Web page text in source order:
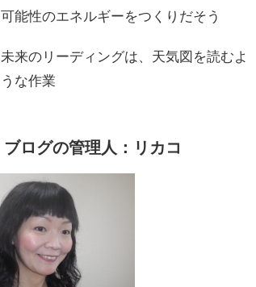
可能性のエネルギーをつくりだそう
未来のリーディングは、天気図を読むよ
うな作業
ブログの管理人：リカコ